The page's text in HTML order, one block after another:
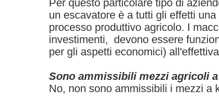
Per questo particolare tipo di
un escavatore è a tutti gli effetti
processo produttivo agricolo. I
investimenti, devono essere
per gli aspetti economici)
Sono ammissibili mezzi agricoli
No, non sono ammissibili i mezzi a